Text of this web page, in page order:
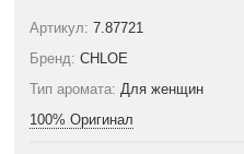
Артикул: 7.87721
Бренд: CHLOE
Тип аромата: Для женщин
100% Оригинал